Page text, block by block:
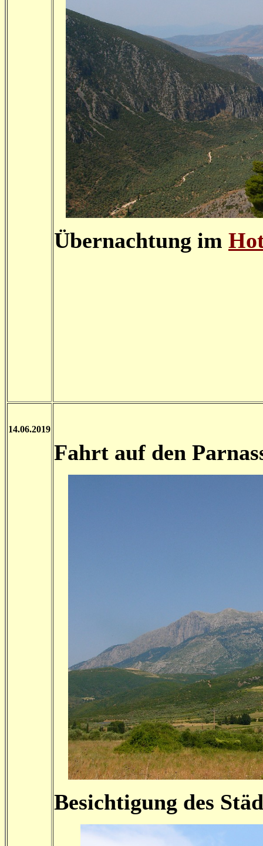
Übernachtung im
14.06.2019
Fahrt auf den
Besichtigung des